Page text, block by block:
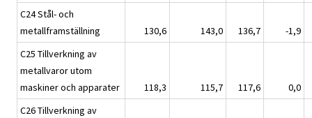
C24 Stål- och
metallframställning
130,6 143,0 136,7
-1,9
C25 Tillverkning av
metallvaror utom
maskiner och apparater
118,3 115,7 117,6
0,0
C26 Tillverkning av